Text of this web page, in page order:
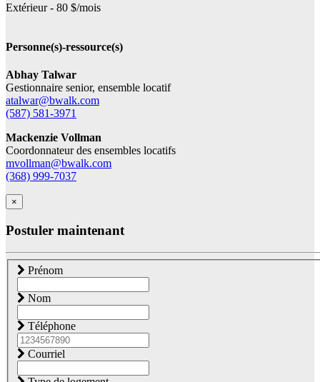
Extérieur - 80 $/mois
Personne(s)-ressource(s)
Abhay Talwar
Gestionnaire senior, ensemble locatif
atalwar@bwalk.com
(587) 581-3971
Mackenzie Vollman
Coordonnateur des ensembles locatifs
mvollman@bwalk.com
(368) 999-7037
×
Postuler maintenant
Prénom
Nom
Téléphone
Courriel